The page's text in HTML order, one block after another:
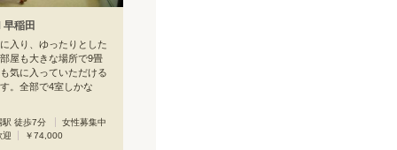
早稲田
入り、ゆったりとした
屋も大きな場所で9畳
気に入っていただける
。全部で4室しかな
、とても綺麗です。
駅 徒歩7分
女性募集中
迎
￥74,000